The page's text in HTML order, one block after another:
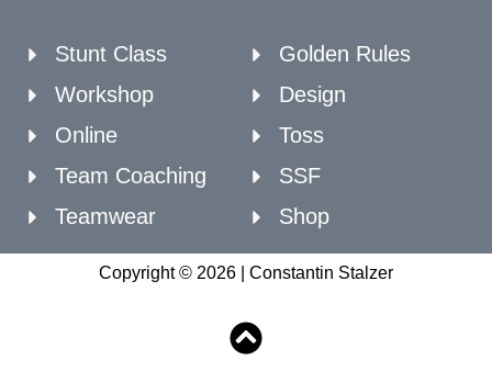
Stunt Class
Workshop
Online
Team Coaching
Teamwear
Golden Rules
Design
Toss
SSF
Shop
Copyright © 2026 | Constantin Stalzer